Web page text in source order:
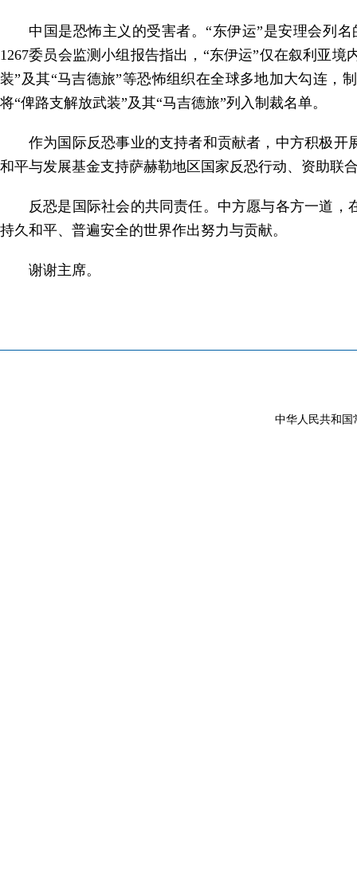
中国是恐怖主义的受害者。“东伊运”是安理会列
1267委员会监测小组报告指出，“东伊运”仅在叙利亚
装”及其“马吉德旅”等恐怖组织在全球多地加大勾连，
将“俾路支解放武装”及其“马吉德旅”列入制裁名单。
作为国际反恐事业的支持者和贡献者，中方积极
和平与发展基金支持萨赫勒地区国家反恐行动、资助联
反恐是国际社会的共同责任。中方愿与各方一道，
持久和平、普遍安全的世界作出努力与贡献。
谢谢主席。
中华人民共和国